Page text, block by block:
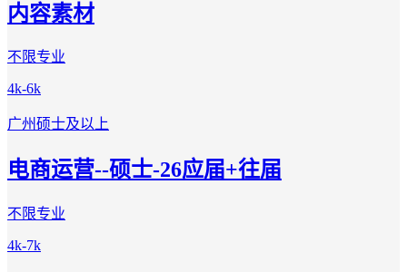
内容素材
不限专业
4k-6k
广州硕士及以上
电商运营--硕士-26应届+往届
不限专业
4k-7k